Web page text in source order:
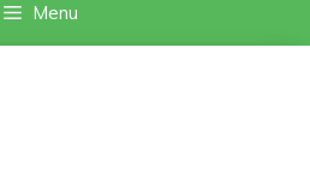
Menu